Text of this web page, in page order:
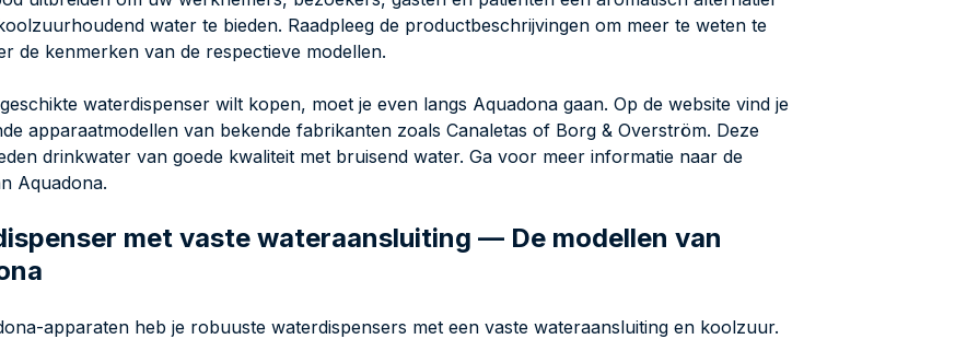
water te bieden. Raadpleeg de productbeschrijvingen om meer te weten te
de kenmerken van de respectieve modellen.
waterdispenser wilt kopen, moet je even langs Aquadona gaan. Op de website vind je
apparaatmodellen van bekende fabrikanten zoals Canaletas of Borg & Overström. Deze
drinkwater van goede kwaliteit met bruisend water. Ga voor meer informatie naar de
Aquadona.
met vaste wateraansluiting — De modellen van
apparaten heb je robuuste waterdispensers met een vaste wateraansluiting en koolzuur.